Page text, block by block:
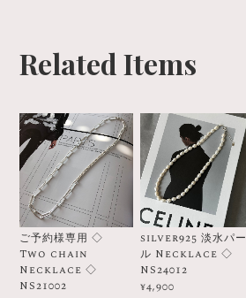
Related Items
ご予約様専用 ◇
Two chain
Necklace ◇
NS21002
silver925 淡水パー
ル Necklace ◇
NS24012
¥4,900